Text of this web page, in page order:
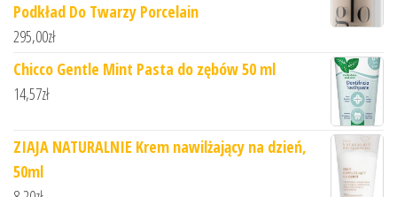
Podkład Do Twarzy Porcelain
295,00zł
Chicco Gentle Mint Pasta do zębów 50 ml
14,57zł
ZIAJA NATURALNIE Krem nawilżający na dzień,
50ml